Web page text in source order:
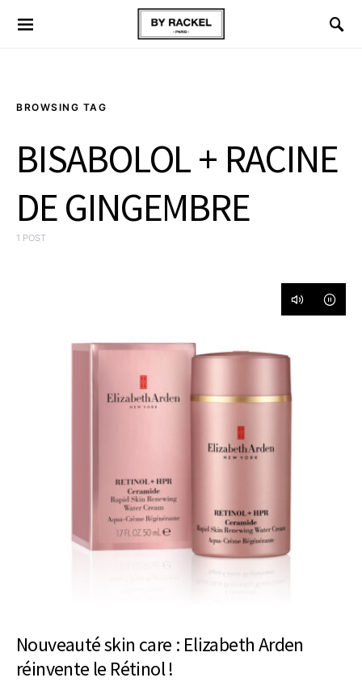
BROWSING TAG
BISABOLOL + RACINE
DE GINGEMBRE
1 POST
Nouveauté skin care : Elizabeth Arden
réinvente le Rétinol !